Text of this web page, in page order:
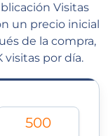
Visitas
un precio inicial
de la compra,
por día.
500